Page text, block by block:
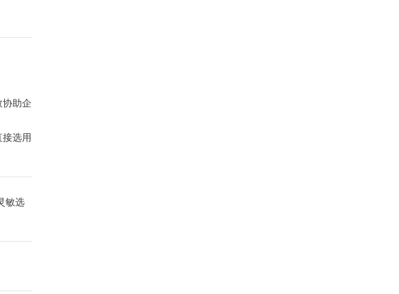
助企
选用
敏选